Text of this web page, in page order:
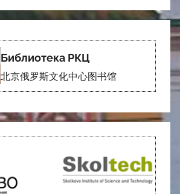
Библиотека РКЦ
北京俄罗斯文化中心图书馆